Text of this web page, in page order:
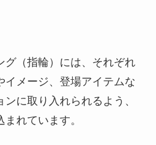
グ（指輪）には、それぞれ
イメージ、登場アイテムな
に取り入れられるよう、
れています。